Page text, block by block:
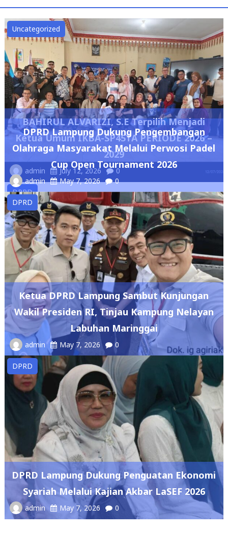
BAHIRUL ALVARIZI, S.E Terpilih Menjadi
Ketua Umum IKBA-SP45TA PERIODE 2026 –
2029
admin July 12, 2026 0
DPRD
DPRD Lampung Dukung Pengembangan
Olahraga Masyarakat Melalui Perwosi Padel
Cup Open Tournament 2026
admin May 7, 2026 0
DPRD
Ketua DPRD Lampung Sambut Kunjungan
Wakil Presiden RI, Tinjau Kampung Nelayan
Labuhan Maringgai
admin May 7, 2026 0
DPRD
DPRD Lampung Dukung Penguatan Ekonomi
Syariah Melalui Kajian Akbar LaSEF 2026
admin May 7, 2026 0